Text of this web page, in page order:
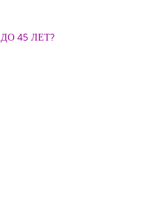
45 ЛЕТ?